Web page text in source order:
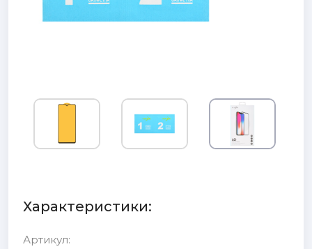
Характеристики:
Артикул: